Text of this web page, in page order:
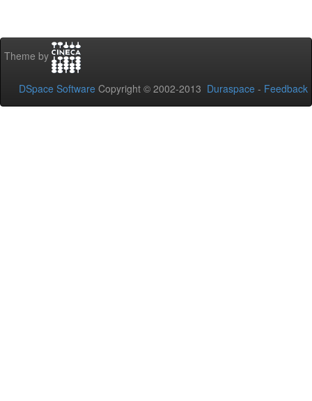
Theme by
DSpace Software Copyright © 2002-2013 Duraspace - Feedback